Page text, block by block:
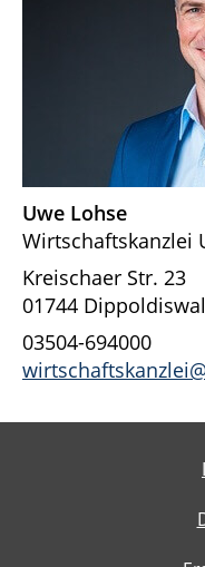
Uwe Lohse
Wirtschaftskanzlei
Kreischaer Str. 23
01744
03504-694000